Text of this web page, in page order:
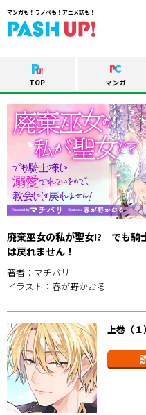
マンガも！ラノベも！アニメ誌も！
TOP マンガ
廃棄巫女の私が聖女!? でも騎
は戻れません！
著者：マチバリ
イラスト：春が野かおる
上巻（１）